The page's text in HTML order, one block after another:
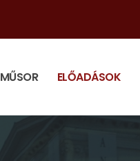
MŰSOR ELŐADÁSOK